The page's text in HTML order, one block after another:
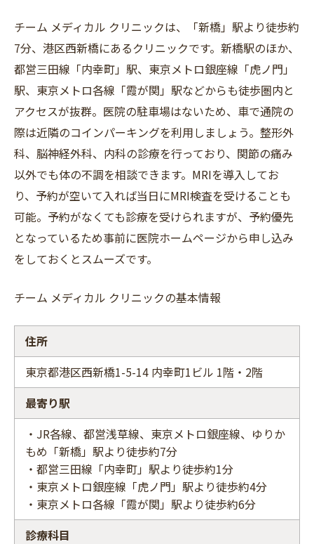
チーム メディカル クリニックは、「新橋」駅より徒歩約
7分、港区西新橋にあるクリニックです。新橋駅のほか、
都営三田線「内幸町」駅、東京メトロ銀座線「虎ノ門」
駅、東京メトロ各線「霞が関」駅などからも徒歩圏内と
アクセスが抜群。医院の駐車場はないため、車で通院の
際は近隣のコインパーキングを利用しましょう。整形外
科、脳神経外科、内科の診療を行っており、関節の痛み
以外でも体の不調を相談できます。MRIを導入してお
り、予約が空いて入れば当日にMRI検査を受けることも
可能。予約がなくても診療を受けられますが、予約優先
となっているため事前に医院ホームページから申し込み
をしておくとスムーズです。
チーム メディカル クリニックの基本情報
住所
東京都港区西新橋1-5-14 内幸町1ビル 1階・2階
最寄り駅
・JR各線、都営浅草線、東京メトロ銀座線、ゆりか
もめ「新橋」駅より徒歩約7分
・都営三田線「内幸町」駅より徒歩約1分
・東京メトロ銀座線「虎ノ門」駅より徒歩約4分
・東京メトロ各線「霞が関」駅より徒歩約6分
診療科目